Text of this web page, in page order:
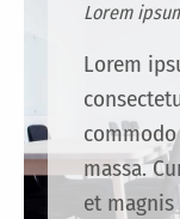
Lorem
Lorem
massa.
et